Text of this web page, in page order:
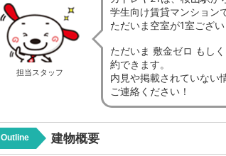
担当スタッフ
学生向け賃貸マンション
ただいま空室が1室ござい
ただいま 敷金ゼロ もし
約できます。
内見や掲載されていない
ご連絡ください！
Outline 建物概要